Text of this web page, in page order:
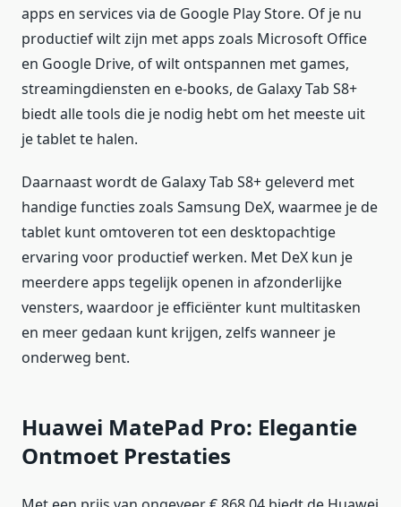
apps en services via de Google Play Store. Of je nu
productief wilt zijn met apps zoals Microsoft Office
en Google Drive, of wilt ontspannen met games,
streamingdiensten en e-books, de Galaxy Tab S8+
biedt alle tools die je nodig hebt om het meeste uit
je tablet te halen.
Daarnaast wordt de Galaxy Tab S8+ geleverd met
handige functies zoals Samsung DeX, waarmee je de
tablet kunt omtoveren tot een desktopachtige
ervaring voor productief werken. Met DeX kun je
meerdere apps tegelijk openen in afzonderlijke
vensters, waardoor je efficiënter kunt multitasken
en meer gedaan kunt krijgen, zelfs wanneer je
onderweg bent.
Huawei MatePad Pro: Elegantie
Ontmoet Prestaties